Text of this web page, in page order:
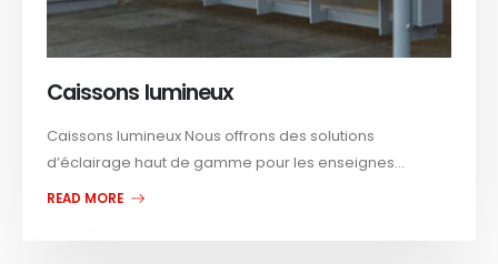
Caissons lumineux
Caissons lumineux Nous offrons des solutions
d’éclairage haut de gamme pour les enseignes...
READ MORE